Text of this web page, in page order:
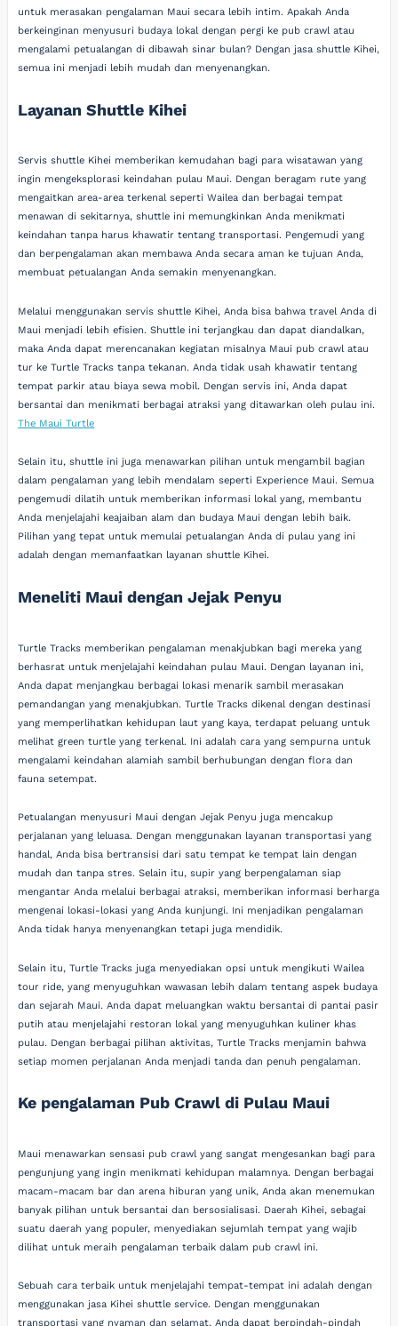
untuk merasakan pengalaman Maui secara lebih intim. Apakah Anda
berkeinginan menyusuri budaya lokal dengan pergi ke pub crawl atau
mengalami petualangan di dibawah sinar bulan? Dengan jasa shuttle Kihei,
semua ini menjadi lebih mudah dan menyenangkan.
Layanan Shuttle Kihei
Servis shuttle Kihei memberikan kemudahan bagi para wisatawan yang
ingin mengeksplorasi keindahan pulau Maui. Dengan beragam rute yang
mengaitkan area-area terkenal seperti Wailea dan berbagai tempat
menawan di sekitarnya, shuttle ini memungkinkan Anda menikmati
keindahan tanpa harus khawatir tentang transportasi. Pengemudi yang
dan berpengalaman akan membawa Anda secara aman ke tujuan Anda,
membuat petualangan Anda semakin menyenangkan.
Melalui menggunakan servis shuttle Kihei, Anda bisa bahwa travel Anda di
Maui menjadi lebih efisien. Shuttle ini terjangkau dan dapat diandalkan,
maka Anda dapat merencanakan kegiatan misalnya Maui pub crawl atau
tur ke Turtle Tracks tanpa tekanan. Anda tidak usah khawatir tentang
tempat parkir atau biaya sewa mobil. Dengan servis ini, Anda dapat
bersantai dan menikmati berbagai atraksi yang ditawarkan oleh pulau ini.
The Maui Turtle
Selain itu, shuttle ini juga menawarkan pilihan untuk mengambil bagian
dalam pengalaman yang lebih mendalam seperti Experience Maui. Semua
pengemudi dilatih untuk memberikan informasi lokal yang, membantu
Anda menjelajahi keajaiban alam dan budaya Maui dengan lebih baik.
Pilihan yang tepat untuk memulai petualangan Anda di pulau yang ini
adalah dengan memanfaatkan layanan shuttle Kihei.
Meneliti Maui dengan Jejak Penyu
Turtle Tracks memberikan pengalaman menakjubkan bagi mereka yang
berhasrat untuk menjelajahi keindahan pulau Maui. Dengan layanan ini,
Anda dapat menjangkau berbagai lokasi menarik sambil merasakan
pemandangan yang menakjubkan. Turtle Tracks dikenal dengan destinasi
yang memperlihatkan kehidupan laut yang kaya, terdapat peluang untuk
melihat green turtle yang terkenal. Ini adalah cara yang sempurna untuk
mengalami keindahan alamiah sambil berhubungan dengan flora dan
fauna setempat.
Petualangan menyusuri Maui dengan Jejak Penyu juga mencakup
perjalanan yang leluasa. Dengan menggunakan layanan transportasi yang
handal, Anda bisa bertransisi dari satu tempat ke tempat lain dengan
mudah dan tanpa stres. Selain itu, supir yang berpengalaman siap
mengantar Anda melalui berbagai atraksi, memberikan informasi berharga
mengenai lokasi-lokasi yang Anda kunjungi. Ini menjadikan pengalaman
Anda tidak hanya menyenangkan tetapi juga mendidik.
Selain itu, Turtle Tracks juga menyediakan opsi untuk mengikuti Wailea
tour ride, yang menyuguhkan wawasan lebih dalam tentang aspek budaya
dan sejarah Maui. Anda dapat meluangkan waktu bersantai di pantai pasir
putih atau menjelajahi restoran lokal yang menyuguhkan kuliner khas
pulau. Dengan berbagai pilihan aktivitas, Turtle Tracks menjamin bahwa
setiap momen perjalanan Anda menjadi tanda dan penuh pengalaman.
Ke pengalaman Pub Crawl di Pulau Maui
Maui menawarkan sensasi pub crawl yang sangat mengesankan bagi para
pengunjung yang ingin menikmati kehidupan malamnya. Dengan berbagai
macam-macam bar dan arena hiburan yang unik, Anda akan menemukan
banyak pilihan untuk bersantai dan bersosialisasi. Daerah Kihei, sebagai
suatu daerah yang populer, menyediakan sejumlah tempat yang wajib
dilihat untuk meraih pengalaman terbaik dalam pub crawl ini.
Sebuah cara terbaik untuk menjelajahi tempat-tempat ini adalah dengan
menggunakan jasa Kihei shuttle service. Dengan menggunakan
transportasi yang nyaman dan selamat, Anda dapat berpindah-pindah